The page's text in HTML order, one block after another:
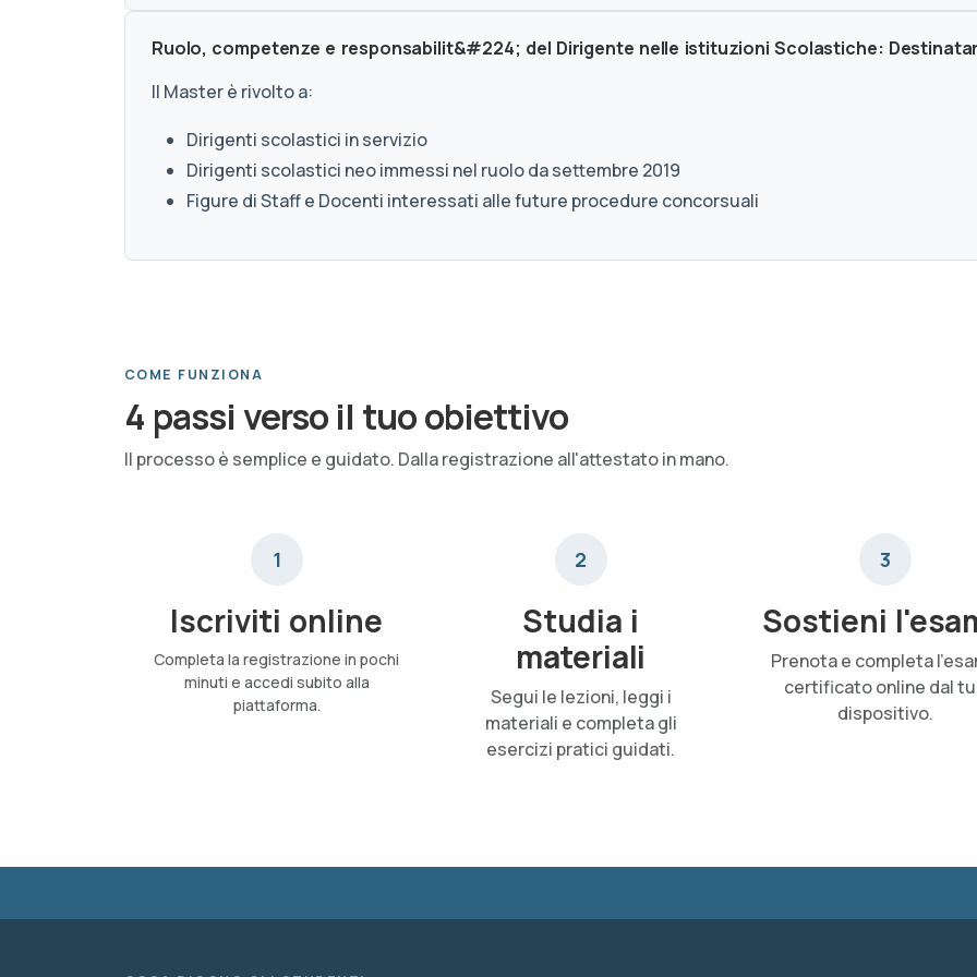
Ruolo, competenze e responsabilit&#224; del Dirigente nelle istituzioni Scolastiche:
Il Master è rivolto a:
Dirigenti scolastici in servizio
Dirigenti scolastici neo immessi nel ruolo da settembre 2019
Figure di Staff e Docenti interessati alle future procedure concorsuali
COME FUNZIONA
4 passi verso il tuo obiettivo
Il processo è semplice e guidato. Dalla registrazione all'attestato in mano.
1
Iscriviti online
Completa la registrazione in pochi
minuti e accedi subito alla
piattaforma.
2
Studia i
materiali
Segui le lezioni, leggi i
materiali e completa gli
esercizi pratici guidati.
3
Sostieni
Prenota e completa
certificato online dal
dispositivo.